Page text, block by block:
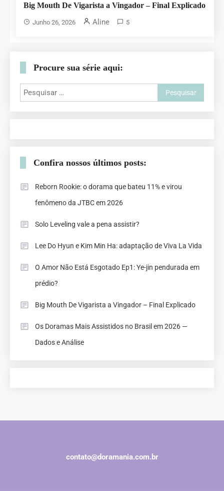
Big Mouth De Vigarista a Vingador – Final Explicado
Junho 26, 2026 Aline 5
Procure sua série aqui:
Confira nossos últimos posts:
Reborn Rookie: o dorama que bateu 11% e virou
fenômeno da JTBC em 2026
Solo Leveling vale a pena assistir?
Lee Do Hyun e Kim Min Ha: adaptação de Viva La Vida
O Amor Não Está Esgotado Ep1: Ye-jin pendurada em
prédio?
Big Mouth De Vigarista a Vingador – Final Explicado
Os Doramas Mais Assistidos no Brasil em 2026 —
Dados e Análise
contato@doramania.com.br